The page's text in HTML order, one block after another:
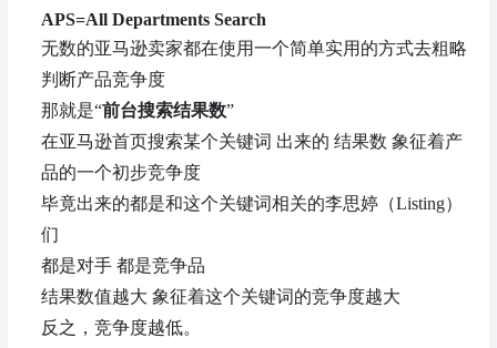
APS=All Departments Search
无数的亚马逊卖家都在使用一个简单实用的方式去粗略
判断产品竞争度
那就是“前台搜索结果数”
在亚马逊首页搜索某个关键词 出来的 结果数 象征着产
品的一个初步竞争度
毕竟出来的都是和这个关键词相关的李思婷（Listing）
们
都是对手 都是竞争品
结果数值越大 象征着这个关键词的竞争度越大
反之，竞争度越低。